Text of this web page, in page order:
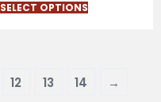
SELECT OPTIONS
12 13 14 →